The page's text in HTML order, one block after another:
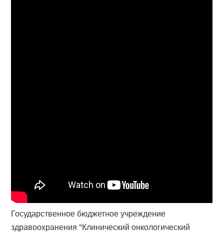
Государственное бюджетное учреждение
здравоохранения "Клинический онкологический